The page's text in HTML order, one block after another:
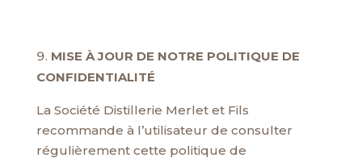
MISE À JOUR DE NOTRE POLITIQUE DE
CONFIDENTIALITÉ
La Société Distillerie Merlet et Fils
recommande à l’utilisateur de consulter
régulièrement cette politique de